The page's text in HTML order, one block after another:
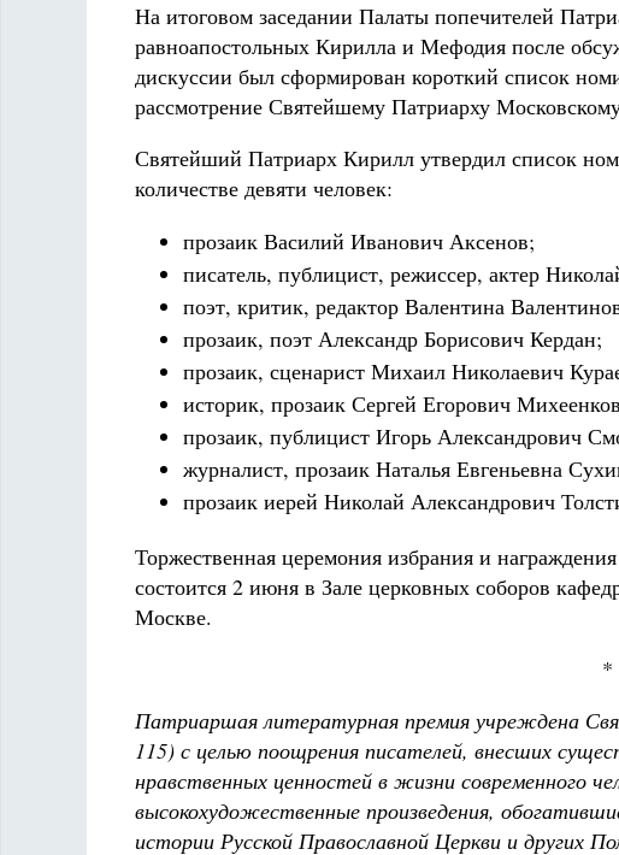
На итоговом заседании Палаты попечителей
равноапостольных Кирилла и Мефодия после
дискуссии был сформирован короткий список
рассмотрение Святейшему Патриарху
Святейший Патриарх Кирилл утвердил список
количестве девяти человек:
прозаик Василий Иванович Аксенов;
писатель, публицист, режиссер, актер
поэт, критик, редактор Валентина
прозаик, поэт Александр Борисович Кердан;
прозаик, сценарист Михаил Николаевич
историк, прозаик Сергей Егорович
прозаик, публицист Игорь Александрович
журналист, прозаик Наталья Евгеньевна
прозаик иерей Николай Александрович
Торжественная церемония избрания и
состоится 2 июня в Зале церковных соборов
Москве.
*
Патриаршая литературная премия учреждена
115) с целью поощрения писателей, внесших
нравственных ценностей в жизни современного
высокохудожественные произведения,
истории Русской Православной Церкви и других